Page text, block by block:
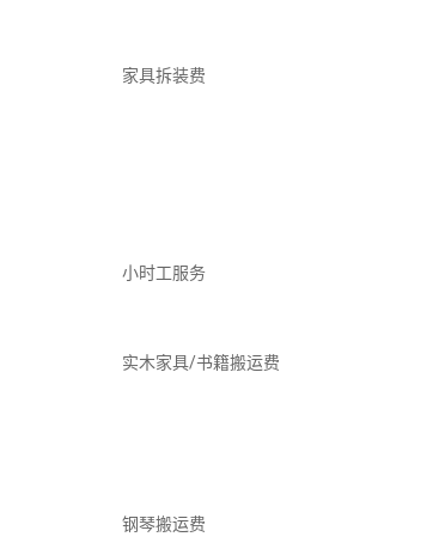
家具拆装费
小时工服务
实木家具/书籍搬运费
钢琴搬运费